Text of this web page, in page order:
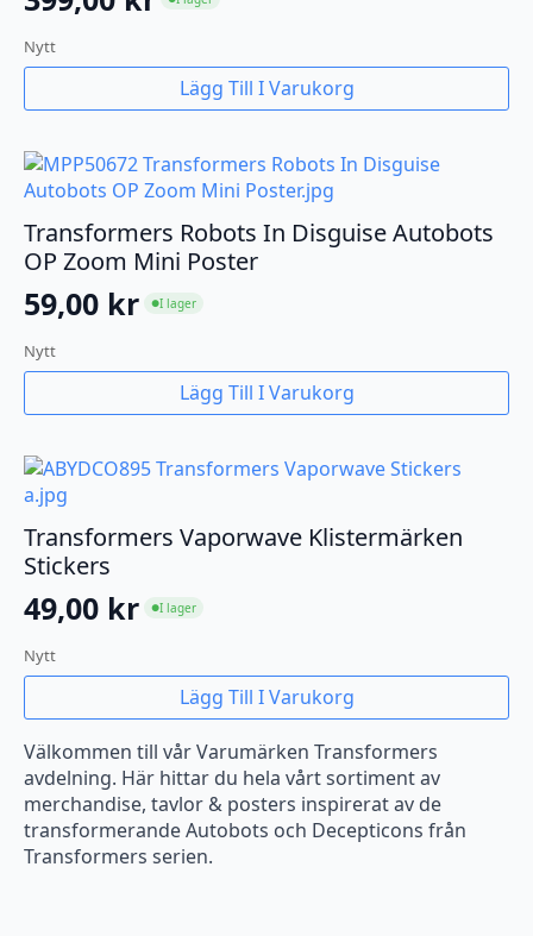
Nytt
Lägg Till I Varukorg
Transformers Robots In Disguise Autobots
OP Zoom Mini Poster
59,00 kr ●I lager
Nytt
Lägg Till I Varukorg
Transformers Vaporwave Klistermärken
Stickers
49,00 kr ●I lager
Nytt
Lägg Till I Varukorg
Välkommen till vår Varumärken Transformers
avdelning. Här hittar du hela vårt sortiment av
merchandise, tavlor & posters inspirerat av de
transformerande Autobots och Decepticons från
Transformers serien.